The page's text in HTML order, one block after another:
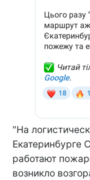
"На
Екатеринбурге
работают
возникло